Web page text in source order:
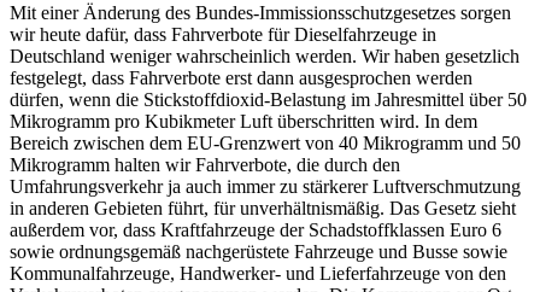
Mit einer Änderung des Bundes-Immissionsschutzgesetzes sorgen
wir heute dafür, dass Fahrverbote für Dieselfahrzeuge in
Deutschland weniger wahrscheinlich werden. Wir haben gesetzlich
festgelegt, dass Fahrverbote erst dann ausgesprochen werden
dürfen, wenn die Stickstoffdioxid-Belastung im Jahresmittel über 50
Mikrogramm pro Kubikmeter Luft überschritten wird. In dem
Bereich zwischen dem EU-Grenzwert von 40 Mikrogramm und 50
Mikrogramm halten wir Fahrverbote, die durch den
Umfahrungsverkehr ja auch immer zu stärkerer Luftverschmutzung
in anderen Gebieten führt, für unverhältnismäßig. Das Gesetz sieht
außerdem vor, dass Kraftfahrzeuge der Schadstoffklassen Euro 6
sowie ordnungsgemäß nachgerüstete Fahrzeuge und Busse sowie
Kommunalfahrzeuge, Handwerker- und Lieferfahrzeuge von den